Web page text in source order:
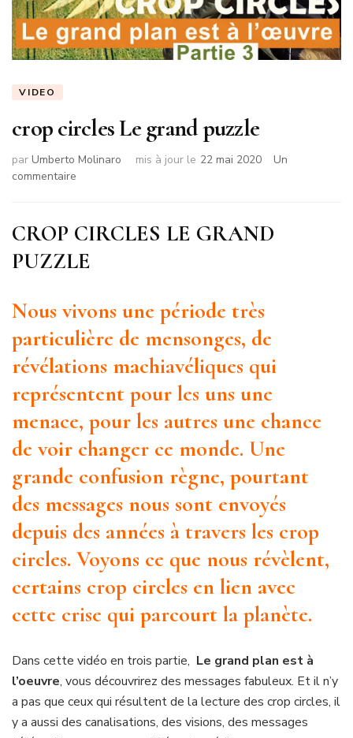
VIDEO
crop circles Le grand puzzle
par Umberto Molinaro mis à jour le 22 mai 2020
Un
commentaire
Le
grand
puzzle
CROP CIRCLES LE GRAND
PUZZLE
Nous vivons une période très
particulière de mensonges, de
révélations machiavéliques qui
représentent pour les uns une
menace, pour les autres une chance
de voir changer ce monde. Une
grande confusion règne, pourtant
des messages nous sont envoyés
depuis des années à travers les crop
circles. Voyons ce que nous révèlent,
certains crop circles en lien avec
cette crise qui parcourt la planète.
Dans cette vidéo en trois partie, Le grand plan est à
l’oeuvre, vous découvrirez des messages fabuleux. Et il n’y
a pas que ceux qui résultent de la lecture des crop circles, il
y a aussi des canalisations, des visions, des messages